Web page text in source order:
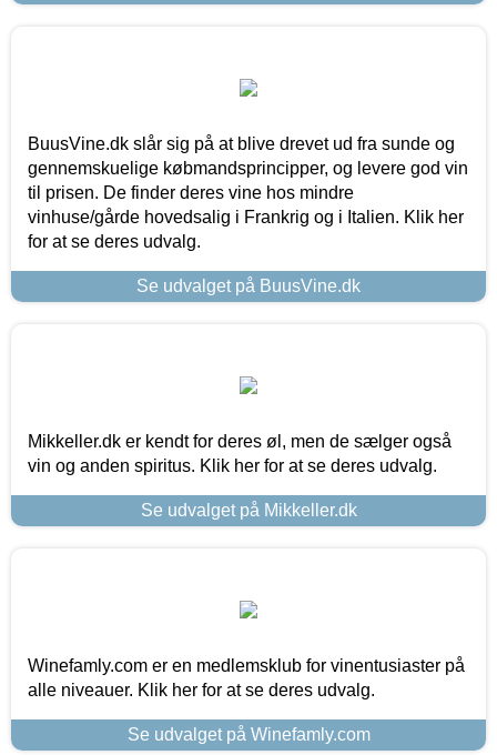
BuusVine.dk slår sig på at blive drevet ud fra sunde og
gennemskuelige købmandsprincipper, og levere god vin
til prisen. De finder deres vine hos mindre
vinhuse/gårde hovedsalig i Frankrig og i Italien. Klik her
for at se deres udvalg.
Se udvalget på BuusVine.dk
Mikkeller.dk er kendt for deres øl, men de sælger også
vin og anden spiritus. Klik her for at se deres udvalg.
Se udvalget på Mikkeller.dk
Winefamly.com er en medlemsklub for vinentusiaster på
alle niveauer. Klik her for at se deres udvalg.
Se udvalget på Winefamly.com